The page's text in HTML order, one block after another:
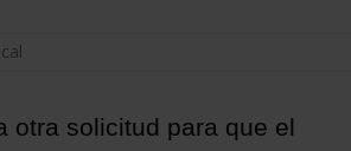
otra solicitud para que el